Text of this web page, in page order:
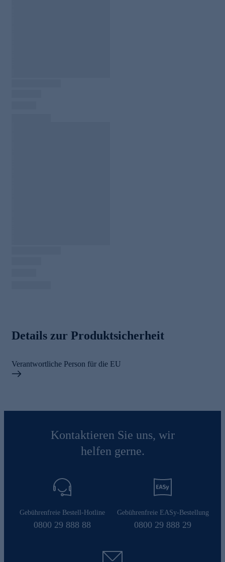
Details zur Produktsicherheit
Verantwortliche Person für die EU
Kontaktieren Sie uns, wir
helfen gerne.
Gebührenfreie Bestell-Hotline
0800 29 888 88
Gebührenfreie EASy-Bestellung
0800 29 888 29